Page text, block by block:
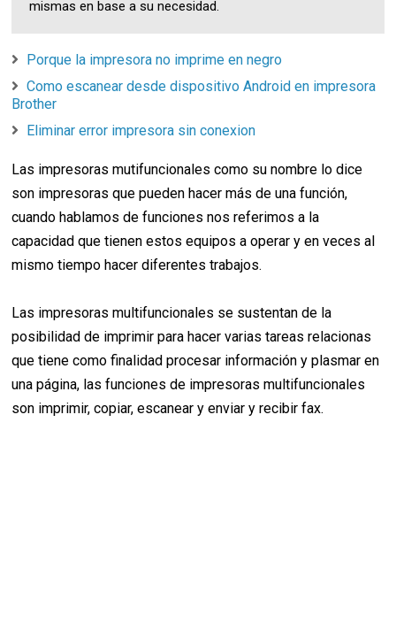
mismas en base a su necesidad.
Porque la impresora no imprime en negro
Como escanear desde dispositivo Android en impresora
Brother
Eliminar error impresora sin conexion
Las impresoras mutifuncionales como su nombre lo dice
son impresoras que pueden hacer más de una función,
cuando hablamos de funciones nos referimos a la
capacidad que tienen estos equipos a operar y en veces al
mismo tiempo hacer diferentes trabajos.
Las impresoras multifuncionales se sustentan de la
posibilidad de imprimir para hacer varias tareas relacionas
que tiene como finalidad procesar información y plasmar en
una página, las funciones de impresoras multifuncionales
son imprimir, copiar, escanear y enviar y recibir fax.